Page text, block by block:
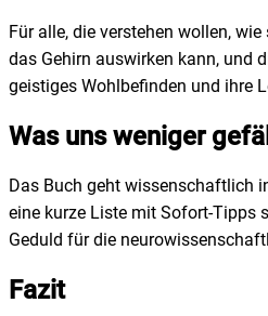
Für alle, die verstehen wollen,
das Gehirn auswirken kann, und
geistiges Wohlbefinden und ihre
Was uns weniger
Das Buch geht wissenschaftlich
eine kurze Liste mit Sofort-Tipps
Geduld für die
Fazit